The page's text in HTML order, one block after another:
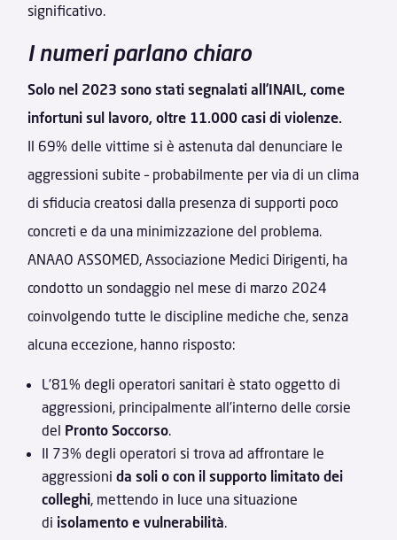
significativo.
I numeri parlano chiaro
Solo nel 2023 sono stati segnalati all’INAIL, come
infortuni sul lavoro, oltre 11.000 casi di violenze.
Il 69% delle vittime si è astenuta dal denunciare le
aggressioni subite – probabilmente per via di un clima
di sfiducia creatosi dalla presenza di supporti poco
concreti e da una minimizzazione del problema.
ANAAO ASSOMED, Associazione Medici Dirigenti, ha
condotto un sondaggio nel mese di marzo 2024
coinvolgendo tutte le discipline mediche che, senza
alcuna eccezione, hanno risposto:
L’81% degli operatori sanitari è stato oggetto di
aggressioni, principalmente all’interno delle corsie
del Pronto Soccorso.
Il 73% degli operatori si trova ad affrontare le
aggressionida soli o con il supporto limitato dei
colleghi, mettendo in luce una situazione
di isolamento e vulnerabilità.